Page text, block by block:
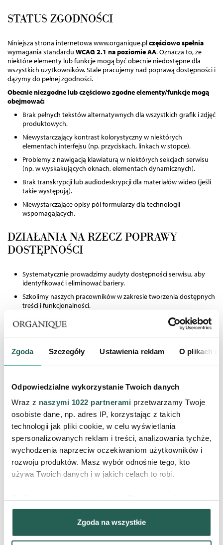
Zgoda Szczegóły Ustawienia reklam O plikach
Odpowiedzialne wykorzystanie Twoich danych
Wraz z naszymi 1022 partnerami przetwarzamy Twoje
osobiste dane, np. adres IP, korzystając z takich
technologii jak pliki cookie, w celu wyświetlania
spersonalizowanych reklam i treści, analizowania tychże,
wychodzenia naprzeciw oczekiwaniom użytkowników i
rozwoju produktów. Masz wybór odnośnie tego, kto
używa Twoich danych i w jakich celach to robi.
Gromadzić dane dotyczące Twojej lokalizacji
geograficznej z dokładnością nawet do kilku metrów
Identyfikować Twoje urządzenie, aktywnie analizując
Zgoda na wszystkie
STATUS ZGODNOŚCI
Niniejsza strona internetowa www.organique.plczęściowo spełnia
wymagania standardu WCAG 2.1 na poziomie AA. Oznacza to, że
niektóre elementy lub funkcje mogą być obecnie niedostępne dla
wszystkich użytkowników. Stale pracujemy nad poprawą dostępności i
dążymy do pełnej zgodności.
Obecnie niezgodne lub częściowo zgodne elementy/funkcje mogą
obejmować:
Brak pełnych tekstów alternatywnych dla wszystkich grafik i zdjęć
produktowych.
Niewystarczający kontrast kolorystyczny w niektórych
elementach interfejsu (np. przyciskach, linkach w stopce).
Problemy z nawigacją klawiaturą w niektórych sekcjach serwisu
(np. w wyskakujących oknach, elementach dynamicznych).
Brak transkrypcji lub audiodeskrypcji dla materiałów wideo (jeśli
takie występują).
Niewystarczające opisy pól formularzy dla technologii
wspomagających.
DZIAŁANIA NA RZECZ POPRAWY
DOSTĘPNOŚCI
Systematycznie prowadzimy audyty dostępności serwisu, aby
identyfikować i eliminować bariery.
Szkolimy naszych pracowników w zakresie tworzenia dostępnych
treści i funkcjonalności.
Współpracujemy z programistami, aby wdrażać najlepsze
praktyki.
Sukcesywnie wprowadzamy zmiany techniczne i edytorskie,
mające na celu zwiększenie dostępności strony.
SPRAWACH DOSTĘPNOŚCI
W przypadku napotkania problemów z dostępnością strony
internetowej www.organique.pl, prosimy o kontakt. Dokładamy
wszelkich starań, aby każdy problem został rozpatrzony i rozwiązany.
Możesz skontaktować się z nami w następujący sposób:
Adres e-mail:bok@organique.pl
Numer telefonu:
+48 717916004
Wskazanie adresu strony internetowej, na której wystąpił
Opis problemu z dostępnością, np. "brak tekstu alternatywnego